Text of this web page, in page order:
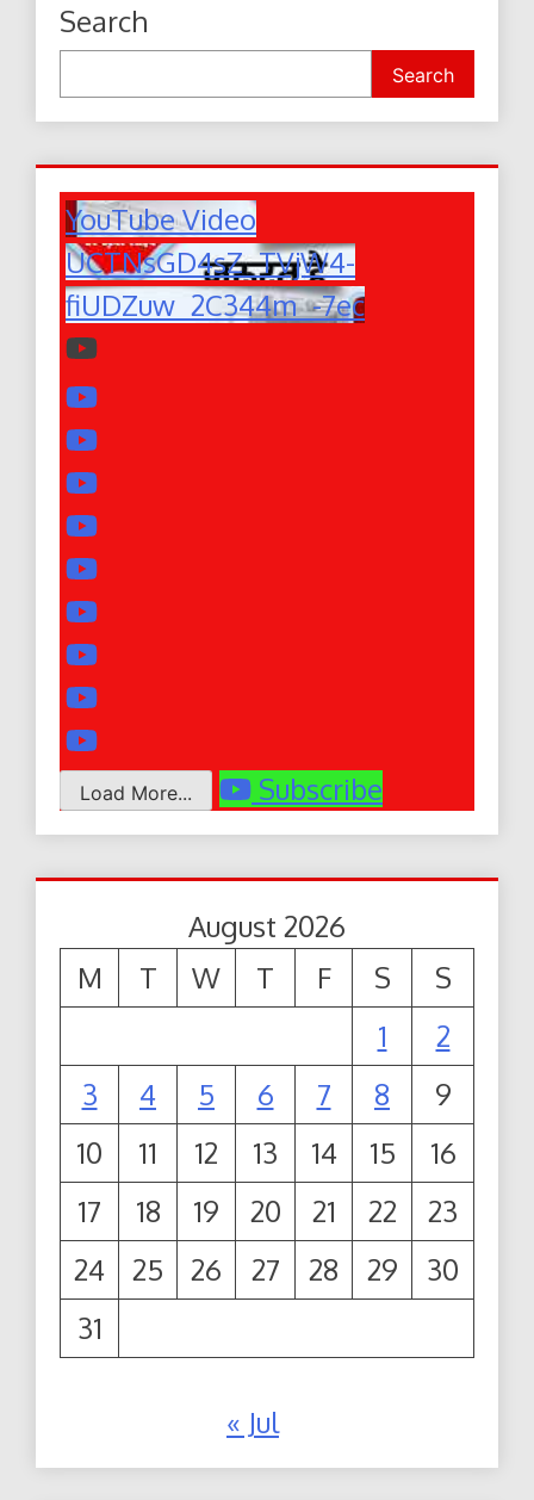
Search
Search
YouTube Video
UCTNsGD4sZ_TVjW4-
fiUDZuw_2C344m_-7ec
Load More... Subscribe
August 2026
M
T W T F S
S
1
2
3
4 5 6 7 8
9
10
11 12 13 14 15
16
17
18 19 20 21 22
23
24
25 26 27 28 29
30
31
« Jul